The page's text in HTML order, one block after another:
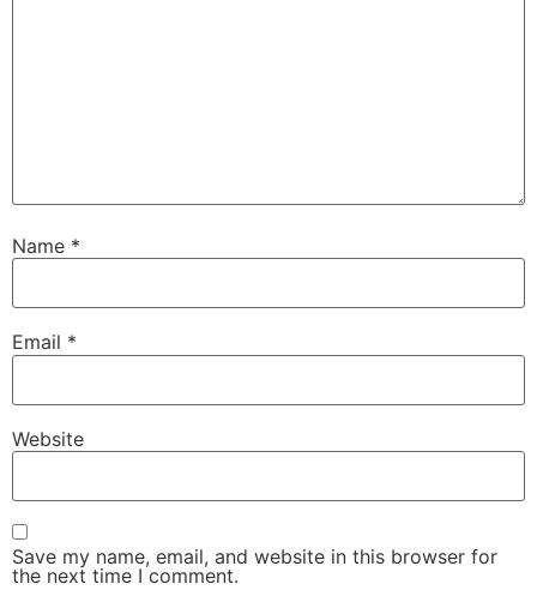
Name *
Email *
Website
Save my name, email, and website in this browser for
the next time I comment.